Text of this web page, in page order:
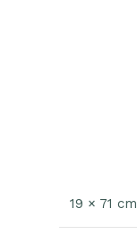
19 × 71 cm